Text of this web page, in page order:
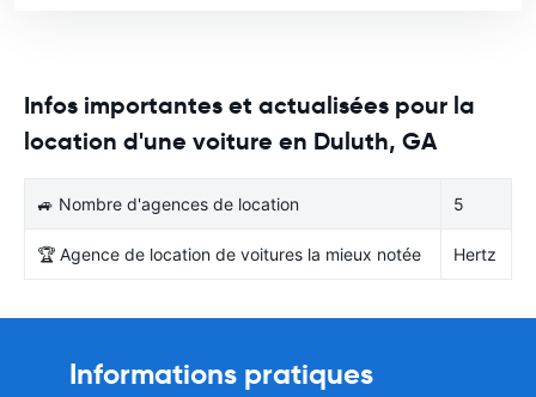
Infos importantes et actualisées pour la
location d'une voiture en Duluth, GA
🚙 Nombre d'agences de location 5
🏆 Agence de location de voitures la mieux notée Hertz
Informations pratiques